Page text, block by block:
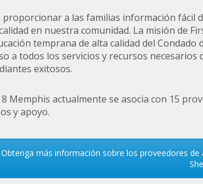
proporcionar a las familias información fácil
en nuestra comunidad. La misión de
temprana de alta calidad del
a todos los servicios y recursos
exitosos.
8 Memphis actualmente se asocia con 15
y apoyo.
Obtenga más información sobre los proveedores